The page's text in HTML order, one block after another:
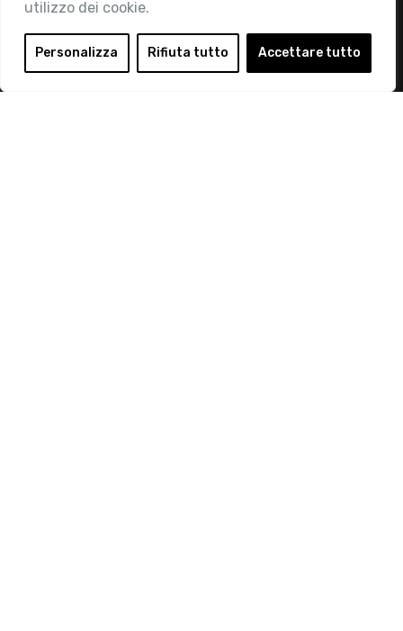
utilizzo dei cookie.
Personalizza Rifiuta tutto Accettare tutto
Area Riservata
Login
Diventa Socio